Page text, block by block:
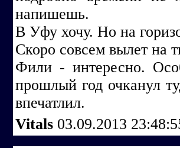
напишешь.
В Уфу хочу. Но на
Скоро совсем вылет на
Фили - интересно.
прошлый год очканул
впечатлил.
Vitals 03.09.2013